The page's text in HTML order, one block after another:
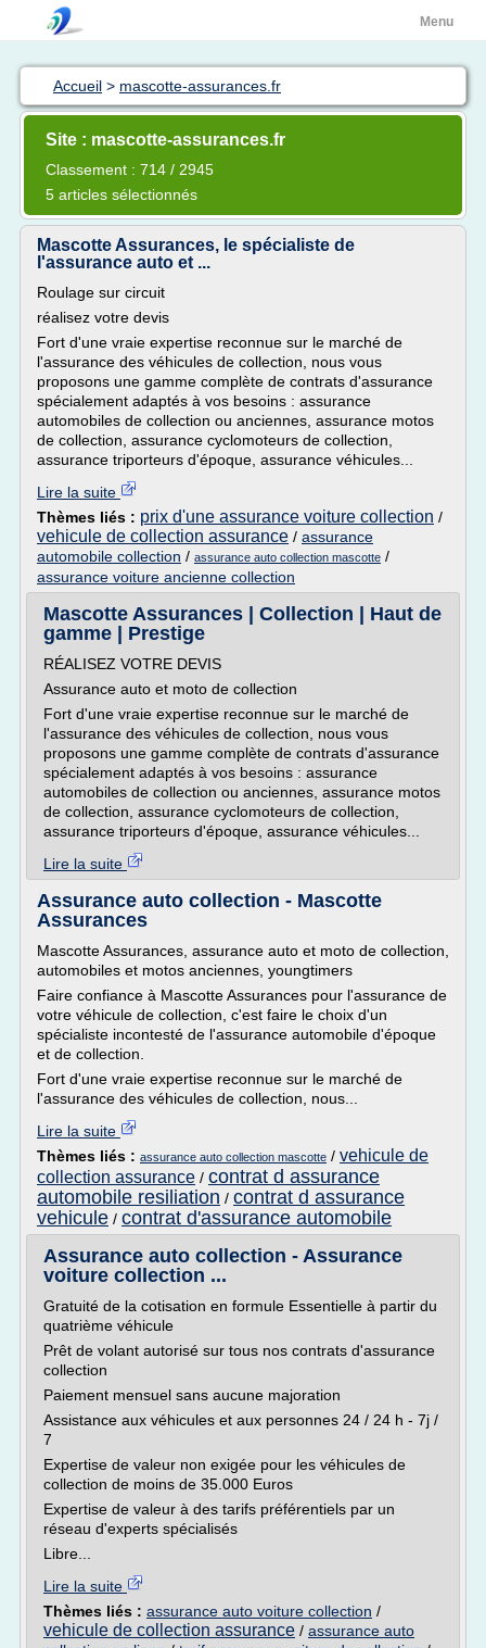
Menu
Accueil > mascotte-assurances.fr
Site : mascotte-assurances.fr
Classement : 714 / 2945
5 articles sélectionnés
Mascotte Assurances, le spécialiste de
l'assurance auto et ...
Roulage sur circuit
réalisez votre devis
Fort d'une vraie expertise reconnue sur le marché de
l'assurance des véhicules de collection, nous vous
proposons une gamme complète de contrats d'assurance
spécialement adaptés à vos besoins : assurance
automobiles de collection ou anciennes, assurance motos
de collection, assurance cyclomoteurs de collection,
assurance triporteurs d'époque, assurance véhicules...
Lire la suite
Thèmes liés : prix d'une assurance voiture collection /
vehicule de collection assurance / assurance
automobile collection / assurance auto collection mascotte /
assurance voiture ancienne collection
Mascotte Assurances | Collection | Haut de
gamme | Prestige
RÉALISEZ VOTRE DEVIS
Assurance auto et moto de collection
Fort d'une vraie expertise reconnue sur le marché de
l'assurance des véhicules de collection, nous vous
proposons une gamme complète de contrats d'assurance
spécialement adaptés à vos besoins : assurance
automobiles de collection ou anciennes, assurance motos
de collection, assurance cyclomoteurs de collection,
assurance triporteurs d'époque, assurance véhicules...
Lire la suite
Assurance auto collection - Mascotte
Assurances
Mascotte Assurances, assurance auto et moto de collection,
automobiles et motos anciennes, youngtimers
Faire confiance à Mascotte Assurances pour l'assurance de
votre véhicule de collection, c'est faire le choix d'un
spécialiste incontesté de l'assurance automobile d'époque
et de collection.
Fort d'une vraie expertise reconnue sur le marché de
l'assurance des véhicules de collection, nous...
Lire la suite
Thèmes liés : assurance auto collection mascotte / vehicule de
collection assurance / contrat d assurance
automobile resiliation / contrat d assurance
vehicule / contrat d'assurance automobile
Assurance auto collection - Assurance
voiture collection ...
Gratuité de la cotisation en formule Essentielle à partir du
quatrième véhicule
Prêt de volant autorisé sur tous nos contrats d'assurance
collection
Paiement mensuel sans aucune majoration
Assistance aux véhicules et aux personnes 24 / 24 h - 7j /
7
Expertise de valeur non exigée pour les véhicules de
collection de moins de 35.000 Euros
Expertise de valeur à des tarifs préférentiels par un
réseau d'experts spécialisés
Libre...
Lire la suite
Thèmes liés : assurance auto voiture collection /
vehicule de collection assurance / assurance auto